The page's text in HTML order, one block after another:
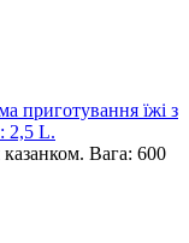
Вага: 600